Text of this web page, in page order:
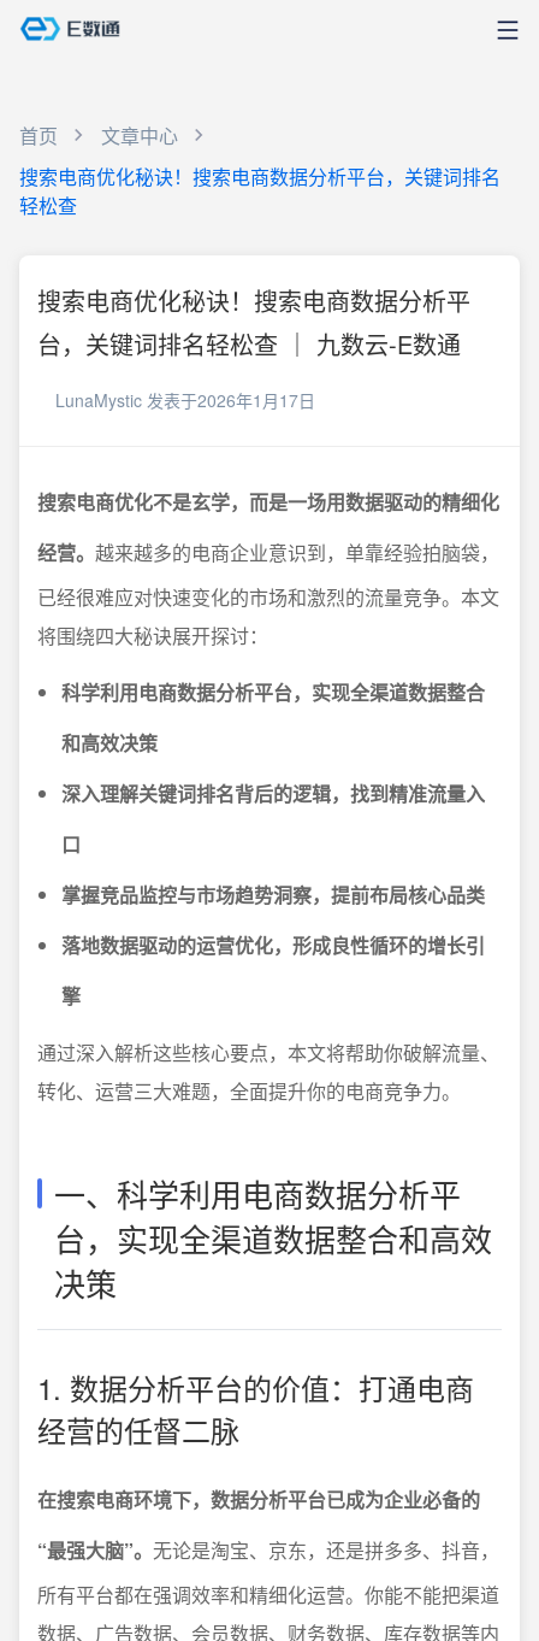
首页
文章中心
搜索电商优化秘诀！搜索电商数据分析平台，关键词排名
轻松查
搜索电商优化秘诀！搜索电商数据分析平
台，关键词排名轻松查 ｜ 九数云-E数通
LunaMystic 发表于2026年1月17日
搜索电商优化不是玄学，而是一场用数据驱动的精细化
经营。 越来越多的电商企业意识到，单靠经验拍脑袋，
已经很难应对快速变化的市场和激烈的流量竞争。本文
将围绕四大秘诀展开探讨：
科学利用电商数据分析平台，实现全渠道数据整合
和高效决策
深入理解关键词排名背后的逻辑，找到精准流量入
口
掌握竞品监控与市场趋势洞察，提前布局核心品类
落地数据驱动的运营优化，形成良性循环的增长引
擎
通过深入解析这些核心要点，本文将帮助你破解流量、
转化、运营三大难题，全面提升你的电商竞争力。
一、科学利用电商数据分析平
台，实现全渠道数据整合和高效
决策
1. 数据分析平台的价值：打通电商
经营的任督二脉
在搜索电商环境下，数据分析平台已成为企业必备的
“最强大脑”。 无论是淘宝、京东，还是拼多多、抖音，
所有平台都在强调效率和精细化运营。你能不能把渠道
数据、广告数据、会员数据、财务数据、库存数据等内